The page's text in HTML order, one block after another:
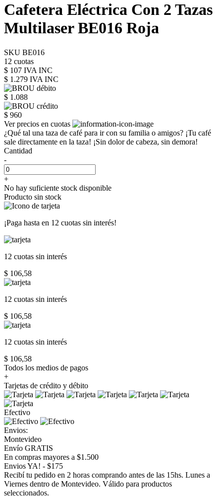
Cafetera Eléctrica Con 2 Tazas
Multilaser BE016 Roja
SKU BE016
12 cuotas
$ 107 IVA INC
$ 1.279 IVA INC
$ 1.088
$ 960
Ver precios en cuotas
¿Qué tal una taza de café para ir con su familia o amigos? ¡Tu café
sale directamente en la taza! ¡Sin dolor de cabeza, sin demora!
Cantidad
-
+
No hay suficiente stock disponible
Producto sin stock
¡Paga hasta en 12 cuotas sin interés!
12 cuotas sin interés
$ 106,58
12 cuotas sin interés
$ 106,58
12 cuotas sin interés
$ 106,58
Todos los medios de pagos
+
Tarjetas de crédito y débito
Efectivo
Envios:
Montevideo
Envío GRATIS
En compras mayores a $1.500
Envios YA! - $175
Recibí tu pedido en 2 horas comprando antes de las 15hs. Lunes a
Viernes dentro de Montevideo. Válido para productos
seleccionados.